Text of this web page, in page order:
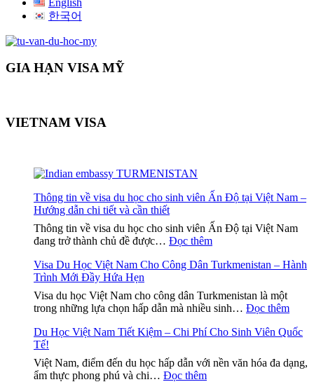
한국어
GIA HẠN VISA MỸ
VIETNAM VISA
Thông tin về visa du học cho sinh viên Ấn Độ tại Việt Nam –
Hướng dẫn chi tiết và cần thiết
Thông tin về visa du học cho sinh viên Ấn Độ tại Việt Nam
đang trở thành chủ đề được… Đọc thêm:
tin
visa
du
học
cho
sinh
Ấn
Visa Du Học Việt Nam Cho Công Dân Turkmenistan – Hành
Trình Mới Đầy Hứa Hẹn
Visa du học Việt Nam cho công dân Turkmenistan là một
trong những lựa chọn hấp dẫn mà nhiều sinh… Đọc thêm:
Du
Việt
Nam
Du Học Việt Nam Tiết Kiệm – Chi Phí Cho Sinh Viên Quốc
Tế!
Việt Nam, điểm đến du học hấp dẫn với nền văn hóa đa dạng,
ẩm thực phong phú và chi… Đọc thêm: